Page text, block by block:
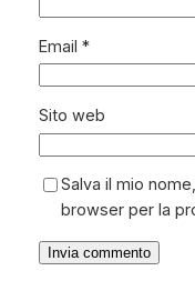
Email *
Sito web
Salva il mio
browser per la